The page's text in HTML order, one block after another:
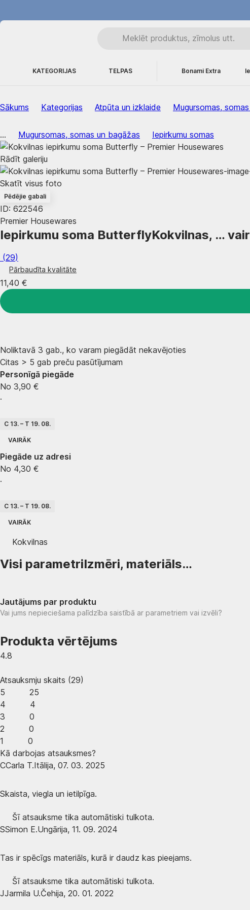
KATEGORIJAS TELPAS Bonami Extra
Sākums Kategorijas Atpūta un izklaide Mugursomas,
... Mugursomas, somas un bagāžas Iepirkumu somas
Rādīt galeriju
Skatīt visus foto
Pēdējie gabali
ID: 622546
Premier Housewares
Iepirkumu soma ButterflyKokvilnas, …
(29)
Pārbaudīta kvalitāte
11,40 €
Noliktavā 3 gab., ko varam piegādāt nekavējoties
Citas > 5 gab preču pasūtījumam
Personīgā piegāde
No 3,90 €
·
C 13. – T 19. 08.
VAIRĀK
Piegāde uz adresi
No 4,30 €
·
C 13. – T 19. 08.
VAIRĀK
Kokvilnas
Visi parametriIzmēri, materiāls…
Jautājums par produktu
Vai jums nepieciešama palīdzība saistībā ar parametriem vai izvēli?
Produkta vērtējums
4.8
Atsauksmju skaits (29)
5
25
4
4
3
0
2
0
1
0
Kā darbojas atsauksmes?
CCarla T.Itālija, 07. 03. 2025
Skaista, viegla un ietilpīga.
Šī atsauksme tika automātiski tulkota.
SSimon E.Ungārija, 11. 09. 2024
Tas ir spēcīgs materiāls, kurā ir daudz kas pieejams.
Šī atsauksme tika automātiski tulkota.
JJarmila U.Čehija, 20. 01. 2022